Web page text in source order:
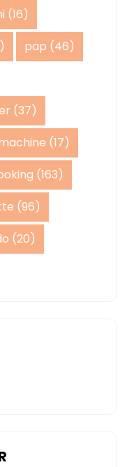
(16)
pap (46)
(37)
(17)
(163)
(96)
(20)